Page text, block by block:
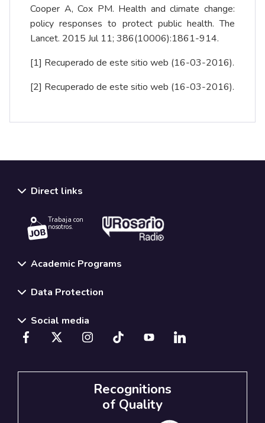
Cooper A, Cox PM. Health and climate change:
policy responses to protect public health. The
Lancet. 2015 Jul 11; 386(10006):1861-914.
[1] Recuperado de este sitio web (16-03-2016).
[2] Recuperado de este sitio web (16-03-2016).
Direct links
Trabaja con
nosotros.
Academic Programs
Data Protection
Social media
Recognitions
of Quality